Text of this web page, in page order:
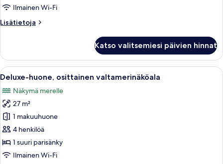
Ilmainen Wi-Fi
Lisätietoja
Lisätietoja
Room)
Katso valitsemiesi päivien hinnat
Avaa
kaikki
huonetyypin
Deluxe-
huone,
osittainen
valtamerinäköala
kuvat
Makuuhuoneessa on suuri sänky,
3
Deluxe-huone, osittainen valtamerinäköala
Näkymä merelle
27 m²
1 makuuhuone
4 henkilöä
1 suuri parisänky
Ilmainen Wi-Fi